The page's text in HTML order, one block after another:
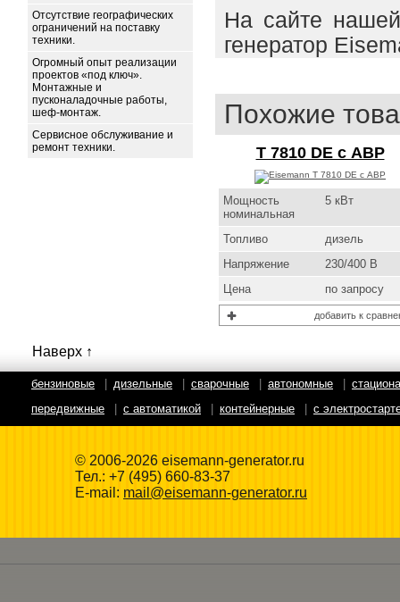
Отсутствие географических
ограничений на поставку
техники.
Огромный опыт реализации
проектов «под ключ».
Монтажные и
пусконаладочные работы,
шеф-монтаж.
Сервисное обслуживание и
ремонт техники.
На сайте
генератор
Похожие
T 7810 DE с АВР
Мощность
номинальная
5 кВт
Топливо
дизель
Напряжение
230/400 В
Цена
по запросу
добавить к
Наверх ↑
бензиновые дизельные сварочные автономные
передвижные
с автоматикой контейнерные с
© 2006-2026 eisemann-generator.ru
Тел.: +7 (495) 660-83-37
E-mail: mail@eisemann-generator.ru